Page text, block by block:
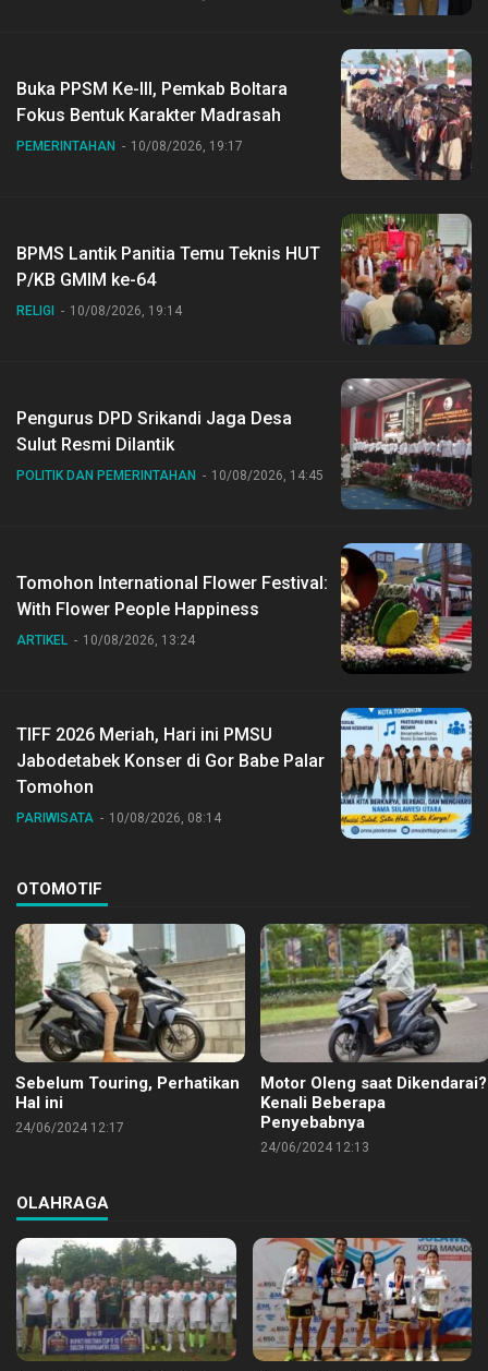
Buka PPSM Ke-III, Pemkab Boltara
Fokus Bentuk Karakter Madrasah
PEMERINTAHAN 10/08/2026, 19:17
BPMS Lantik Panitia Temu Teknis HUT
P/KB GMIM ke-64
RELIGI 10/08/2026, 19:14
Pengurus DPD Srikandi Jaga Desa
Sulut Resmi Dilantik
POLITIK DAN PEMERINTAHAN 10/08/2026, 14:45
Tomohon International Flower Festival:
With Flower People Happiness
ARTIKEL 10/08/2026, 13:24
TIFF 2026 Meriah, Hari ini PMSU
Jabodetabek Konser di Gor Babe Palar
Tomohon
PARIWISATA 10/08/2026, 08:14
OTOMOTIF
Sebelum Touring, Perhatikan
Hal ini
24/06/2024 12:17
Motor Oleng saat Dikendarai?
Kenali Beberapa
Penyebabnya
24/06/2024 12:13
OLAHRAGA